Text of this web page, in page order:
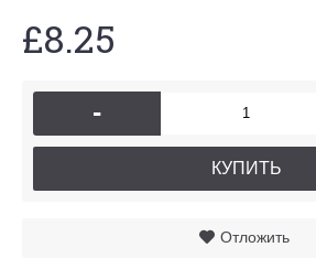
£8.25
-
КУПИТЬ
Отложить